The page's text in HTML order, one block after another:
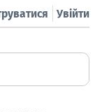
Увійти